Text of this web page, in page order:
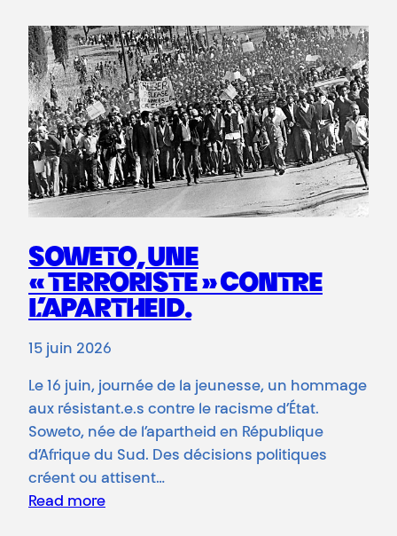
SOWETO, UNE
« TERRORISTE » CONTRE
L’APARTHEID.
15 juin 2026
Le 16 juin, journée de la jeunesse, un hommage
aux résistant.e.s contre le racisme d’État.
Soweto, née de l’apartheid en République
d’Afrique du Sud. Des décisions politiques
créent ou attisent…
Read more